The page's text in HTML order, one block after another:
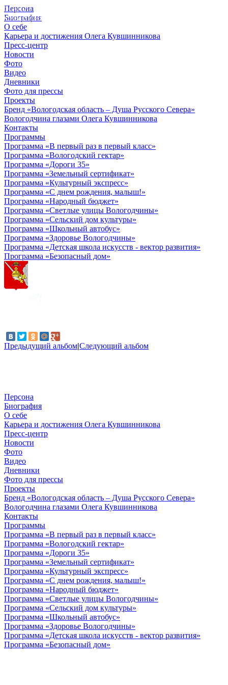
Персона
Биография
О себе
Карьера и достижения Олега Кувшинникова
Пресс-центр
Новости
Фото
Видео
Дневники
Фото для прессы
Проекты
Бренд «Вологодская область – Душа Русского Севера»
Вологодчина глазами Олега Кувшинникова
Контакты
Программы
Программа «В первый раз в первый класс»
Программа «Вологодский гектар»
Программа «Дороги 35»
Программа «Земельный сертификат»
Программа «Культурный экспресс»
Программа «С днем рождения, малыш!»
Программа «Народный бюджет»
Программа «Светлые улицы Вологодчины»
Программа «Сельский дом культуры»
Программа «Школьный автобус»
Программа «Здоровье Вологодчины»
Программа «Детская школа искусств - вектор развития»
Программа «Безопасный дом»
Предыдущий альбом|Следующий альбом
© 2012 - 2023,
КУВШИННИКОВ О.А.
Персона
Биография
О себе
Карьера и достижения Олега Кувшинникова
Пресс-центр
Новости
Фото
Видео
Дневники
Фото для прессы
Проекты
Бренд «Вологодская область – Душа Русского Севера»
Вологодчина глазами Олега Кувшинникова
Контакты
Программы
Программа «В первый раз в первый класс»
Программа «Вологодский гектар»
Программа «Дороги 35»
Программа «Земельный сертификат»
Программа «Культурный экспресс»
Программа «С днем рождения, малыш!»
Программа «Народный бюджет»
Программа «Светлые улицы Вологодчины»
Программа «Сельский дом культуры»
Программа «Школьный автобус»
Программа «Здоровье Вологодчины»
Программа «Детская школа искусств - вектор развития»
Программа «Безопасный дом»